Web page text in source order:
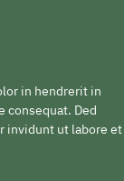
in hendrerit in
consequat. Ded
invidunt ut labore et